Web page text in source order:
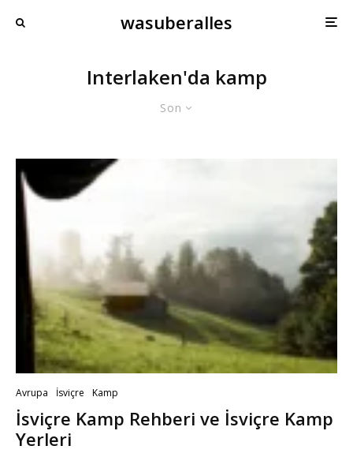
wasuberalles
Interlaken'da kamp
Son
Avrupa İsviçre Kamp
İsviçre Kamp Rehberi ve İsviçre Kamp
Yerleri